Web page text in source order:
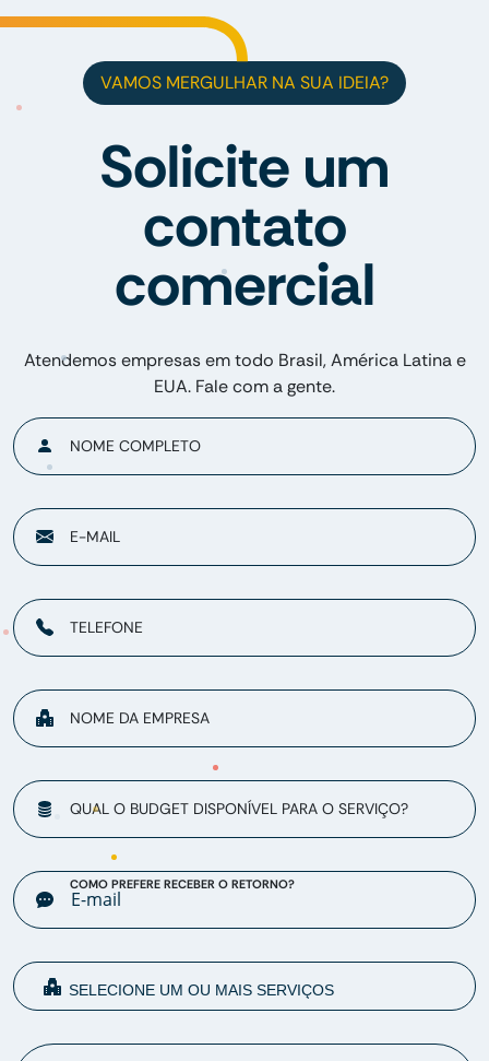
VAMOS MERGULHAR NA SUA IDEIA?
Solicite um
contato
comercial
Atendemos empresas em todo Brasil, América Latina e
EUA. Fale com a gente.
NOME COMPLETO
E-MAIL
TELEFONE
NOME DA EMPRESA
QUAL O BUDGET DISPONÍVEL PARA O SERVIÇO?
COMO PREFERE RECEBER O RETORNO?